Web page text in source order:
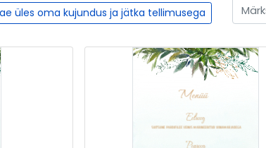
üles oma kujundus ja jätka tellimusega